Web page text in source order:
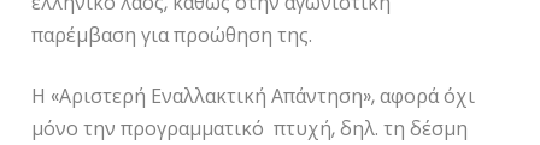
παρέμβαση για προώθηση της.
Η «Αριστερή Εναλλακτική Απάντηση», αφορά όχι
μόνο την προγραμματικό πτυχή, δηλ. τη δέσμη